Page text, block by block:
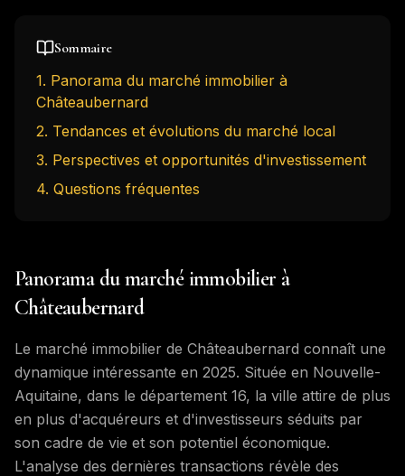
Sommaire
1. Panorama du marché immobilier à
Châteaubernard
2. Tendances et évolutions du marché local
3. Perspectives et opportunités d'investissement
4. Questions fréquentes
Panorama du marché immobilier à
Châteaubernard
Le marché immobilier de Châteaubernard connaît une
dynamique intéressante en 2025. Située en Nouvelle-
Aquitaine, dans le département 16, la ville attire de plus
en plus d'acquéreurs et d'investisseurs séduits par
son cadre de vie et son potentiel économique.
L'analyse des dernières transactions révèle des